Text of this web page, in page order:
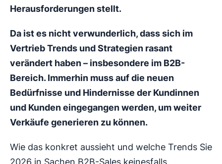
Herausforderungen stellt.
Da ist es nicht verwunderlich, dass sich im
Vertrieb Trends und Strategien rasant
verändert haben – insbesondere im B2B-
Bereich. Immerhin muss auf die neuen
Bedürfnisse und Hindernisse der Kundinnen
und Kunden eingegangen werden, um weiter
Verkäufe generieren zu können.
Wie das konkret aussieht und welche Trends Sie